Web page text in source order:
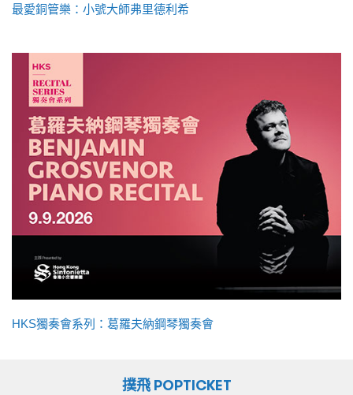
最愛銅管樂：小號大師弗里德利希
HKS獨奏會系列：葛羅夫納鋼琴獨奏會
撲飛 POPTICKET